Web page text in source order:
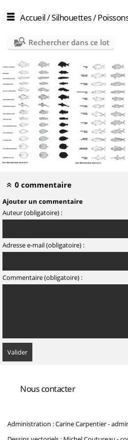
Accueil/Silhouettes/
Rechercher dans ce lot
0 commentaire
Ajouter un commentaire
Auteur (obligatoire) :
Adresse e-mail (obligatoire) :
Commentaire (obligatoire) :
Nous contacter
Administration : Carine Carpentier -